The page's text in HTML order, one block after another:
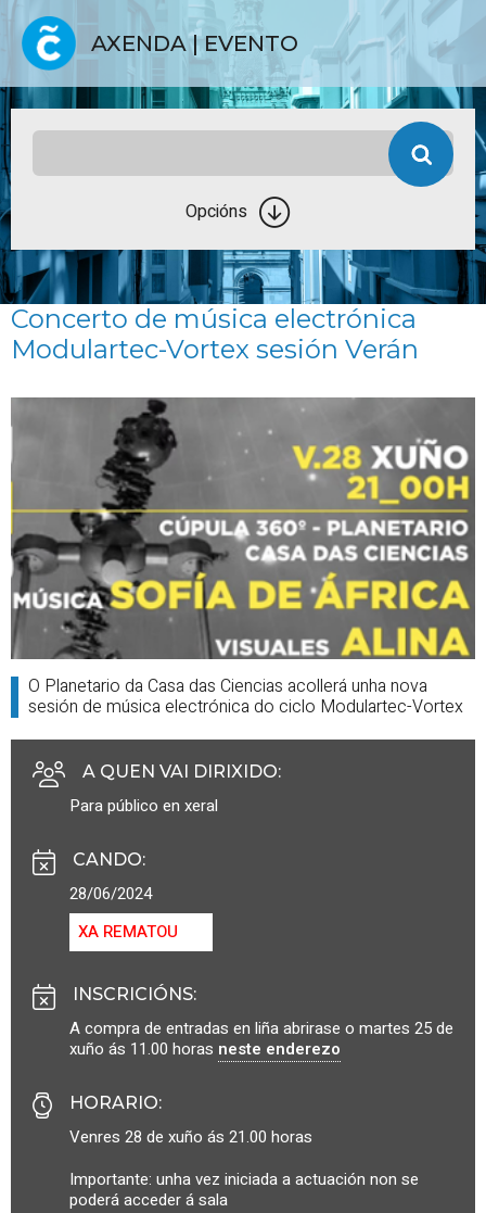
AXENDA | EVENTO
Opcións
Concerto de música electrónica
Modulartec-Vortex sesión Verán
O Planetario da Casa das Ciencias acollerá unha nova
sesión de música electrónica do ciclo Modulartec-Vortex
A QUEN VAI DIRIXIDO:
Para público en xeral
CANDO:
28/06/2024
XA REMATOU
INSCRICIÓNS:
A compra de entradas en liña abrirase o martes 25 de
xuño ás 11.00 horas neste enderezo
HORARIO:
Venres 28 de xuño ás 21.00 horas
Importante: unha vez iniciada a actuación non se
poderá acceder á sala